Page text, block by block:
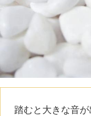
踏むと大きな音